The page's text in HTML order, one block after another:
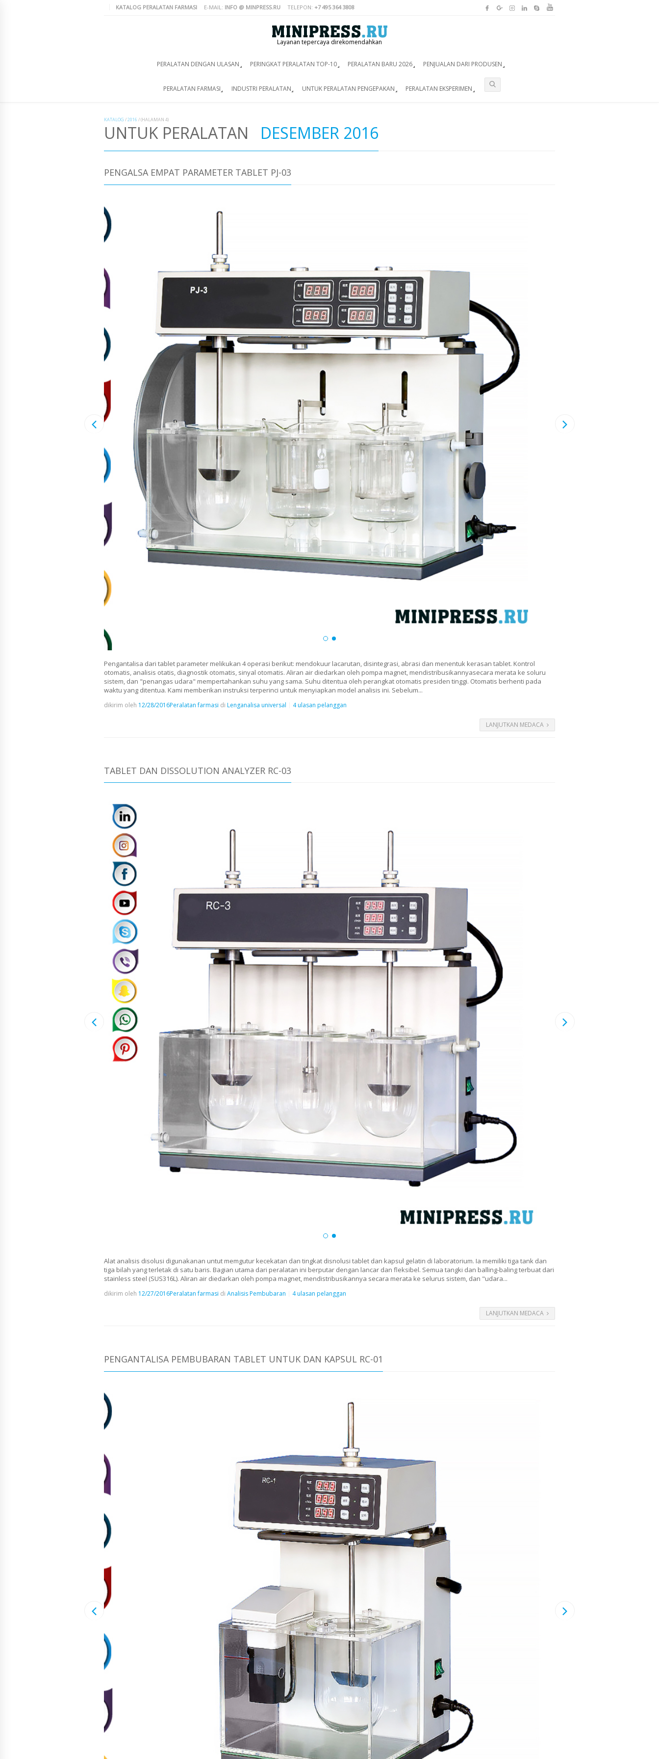
KATALOG PERALATAN FARMASI E-MAIL: INFO @ MINPRESS.RU TELEPON: +7 495 364 3808
Layanan tepercaya direkomendahkan
PERALATAN DENGAN ULASAN PERINGKAT PERALATAN TOP-10 PERALATAN BARU 2026 PENJUALAN DARI PRODUSEN
PERALATAN FARMASI INDUSTRI PERALATAN UNTUK PERALATAN PENGEPAKAN PERALATAN EKSPERIMEN
KATALOG /2016 /(HALAMAN 4)
UNTUK PERALATAN DESEMBER 2016
PENGALSA EMPAT PARAMETER TABLET PJ-03
Pengantalisa dari tablet parameter melikukan 4 operasi berikut: mendokuur lacarutan, disintegrasi, abrasi dan menentuk kerasan tablet. Kontrol
otomatis, analisis otatis, diagnostik otomatis, sinyal otomatis. Aliran air diedarkan oleh pompa magnet, mendistribusikannyasecara merata ke soluru
sistem, dan "penangas udara" mempertahankan suhu yang sama. Suhu ditentua oleh perangkat otomatis presiden tinggi. Otomatis berhenti pada
waktu yang ditentua. Kami memberikan instruksi terperinci untuk menyiapkan model analisis ini. Sebelum...
dikirim oleh 12/28/2016Peralatan farmasi di Lenganalisa universal 4 ulasan pelanggan
LANJUTKAN MEDACA
TABLET DAN DISSOLUTION ANALYZER RC-03
Alat analisis disolusi digunakanan untut memgutur kecekatan dan tingkat disnolusi tablet dan kapsul gelatin di laboratorium. Ia memiliki tiga tank dan
tiga bilah yang terletak di satu baris. Bagian utama dari peralatan ini berputar dengan lancar dan fleksibel. Semua tangki dan balling-baling terbuat dari
stainless steel (SUS316L). Aliran air diedarkan oleh pompa magnet, mendistribusikannya secara merata ke selurus sistem, dan "udara...
dikirim oleh 12/27/2016Peralatan farmasi di Analisis Pembubaran 4 ulasan pelanggan
LANJUTKAN MEDACA
PENGANTALISA PEMBUBARAN TABLET UNTUK DAN KAPSUL RC-01